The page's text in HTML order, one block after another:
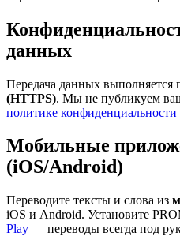
данных
Передача данных выполняется
(HTTPS). Мы не публикуем
политике конфиденциальности
Мобильные
(iOS/Android)
Переводите тексты и слова из
iOS и Android. Установите
Play — переводы всегда под